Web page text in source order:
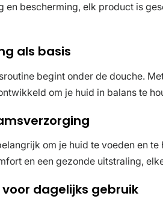
en bescherming, elk product is
als basis
begint onder de douche.
om je huid in balans te
om je huid te voeden en
en een gezonde uitstraling,
dagelijks gebruik